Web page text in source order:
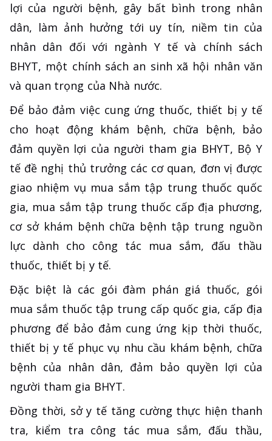
lợi của người bệnh, gây bất bình trong nhân
dân, làm ảnh hưởng tới uy tín, niềm tin của
nhân dân đối với ngành Y tế và chính sách
BHYT, một chính sách an sinh xã hội nhân văn
và quan trọng của Nhà nước.
Để bảo đảm việc cung ứng thuốc, thiết bị y tế
cho hoạt động khám bệnh, chữa bệnh, bảo
đảm quyền lợi của người tham gia BHYT, Bộ Y
tế đề nghị thủ trưởng các cơ quan, đơn vị được
giao nhiệm vụ mua sắm tập trung thuốc quốc
gia, mua sắm tập trung thuốc cấp địa phương,
cơ sở khám bệnh chữa bệnh tập trung nguồn
lực dành cho công tác mua sắm, đấu thầu
thuốc, thiết bị y tế.
Đặc biệt là các gói đàm phán giá thuốc, gói
mua sắm thuốc tập trung cấp quốc gia, cấp địa
phương để bảo đảm cung ứng kịp thời thuốc,
thiết bị y tế phục vụ nhu cầu khám bệnh, chữa
bệnh của nhân dân, đảm bảo quyền lợi của
người tham gia BHYT.
Đồng thời, sở y tế tăng cường thực hiện thanh
tra, kiểm tra công tác mua sắm, đấu thầu,